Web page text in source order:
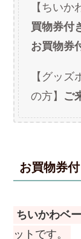
【ちいか
買物券付
お買物券
【グッ
の方】 ご
お買物券
ちいかわベ
ットです。